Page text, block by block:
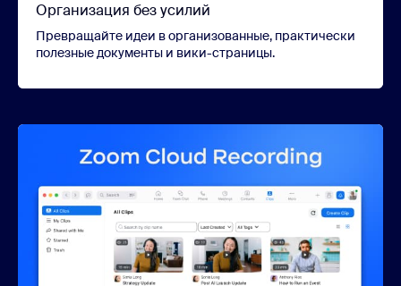
Организация без усилий
Превращайте идеи в организованные, практически
полезные документы и вики-страницы.